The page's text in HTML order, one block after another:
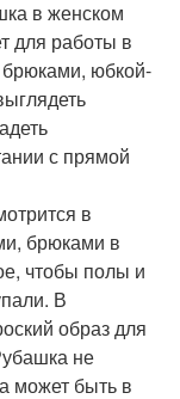
в женском
для работы в
юбкой-
с прямой
в
брюками в
чтобы полы и
В
образ для
не
может быть в